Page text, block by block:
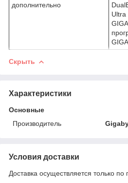
дополнительно
Ultra
Скрыть
Характеристики
Основные
Производитель
Условия доставки
Доставка осуществляется только по